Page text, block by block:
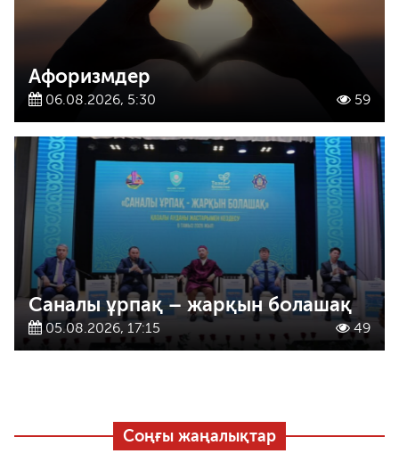
Афоризмдер
06.08.2026, 5:30 59
Саналы ұрпақ – жарқын болашақ
05.08.2026, 17:15 49
Соңғы жаңалықтар